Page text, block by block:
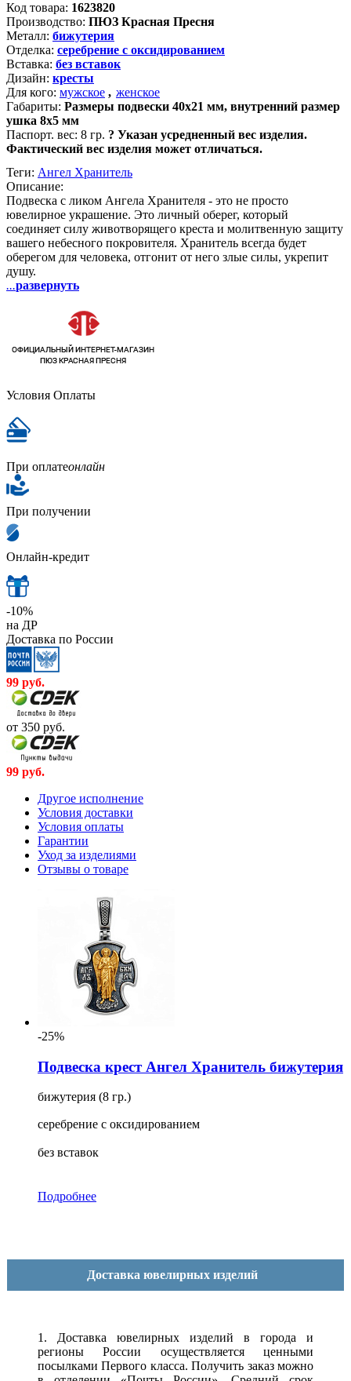
Код товара: 1623820
Производство: ПЮЗ Красная Пресня
Металл: бижутерия
Отделка: серебрение с оксидированием
Вставка: без вставок
Дизайн: кресты
Для кого: мужское , женское
Габариты: Размеры подвески 40х21 мм, внутренний размер
ушка 8х5 мм
Паспорт. вес: 8 гр. ? Указан усредненный вес изделия.
Фактический вес изделия может отличаться.
Теги: Ангел Хранитель
Описание:
Подвеска с ликом Ангела Хранителя - это не просто
ювелирное украшение. Это личный оберег, который
соединяет силу животворящего креста и молитвенную защиту
вашего небесного покровителя. Хранитель всегда будет
оберегом для человека, отгонит от него злые силы, укрепит
душу.
...развернуть
Условия Оплаты
При оплатеонлайн
При получении
Онлайн-кредит
-10%
на ДР
Доставка по России
99 руб.
от 350 руб.
99 руб.
Другое исполнение
Условия доставки
Условия оплаты
Гарантии
Уход за изделиями
Отзывы о товаре
-25%
Подвеска крест Ангел Хранитель бижутерия
бижутерия (8 гр.)
серебрение с оксидированием
без вставок
Подробнее
Доставка ювелирных изделий
1. Доставка ювелирных изделий в города и
регионы России осуществляется ценными
посылками Первого класса. Получить заказ можно